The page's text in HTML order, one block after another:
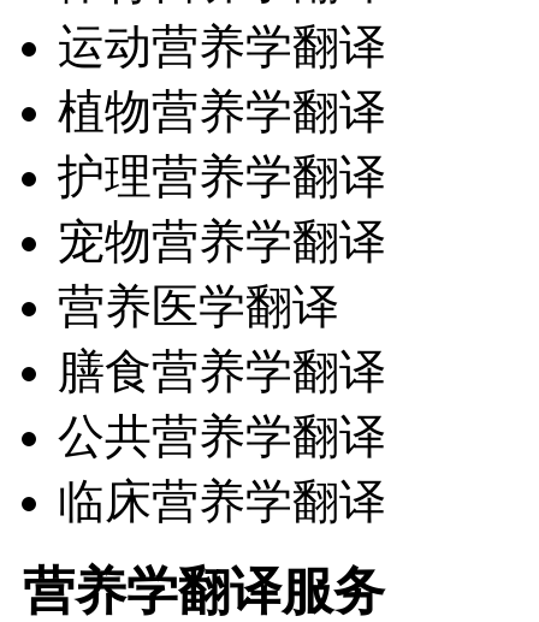
运动营养学翻译
植物营养学翻译
护理营养学翻译
宠物营养学翻译
营养医学翻译
膳食营养学翻译
公共营养学翻译
临床营养学翻译
营养学翻译服务